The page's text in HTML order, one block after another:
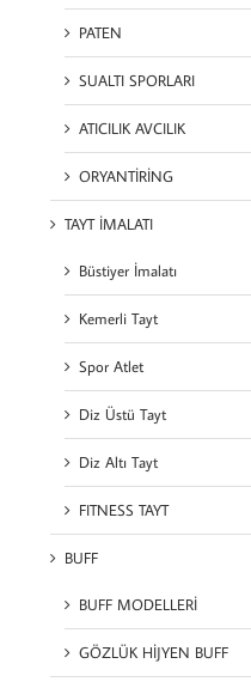
PATEN
SUALTI SPORLARI
ATICILIK AVCILIK
ORYANTİRİNG
TAYT İMALATI
Büstiyer İmalatı
Kemerli Tayt
Spor Atlet
Diz Üstü Tayt
Diz Altı Tayt
FITNESS TAYT
BUFF
BUFF MODELLERİ
GÖZLÜK HİJYEN BUFF